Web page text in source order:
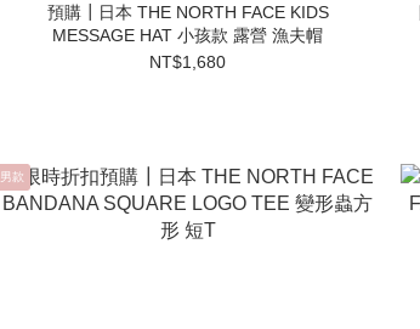
預購┃日本 THE NORTH FACE KIDS
MESSAGE HAT 小孩款 露營 漁夫帽
NT$1,680
男款